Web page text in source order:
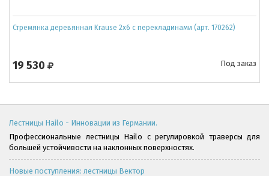
Стремянка деревянная Krause 2x6 с перекладинами (арт. 170262)
19 530 Под заказ
Лестницы Hailo - Инновации из Германии.
Профессиональные лестницы Hailo с регулировкой траверсы для
большей устойчивости на наклонных поверхностях.
Новые поступления: лестницы Вектор